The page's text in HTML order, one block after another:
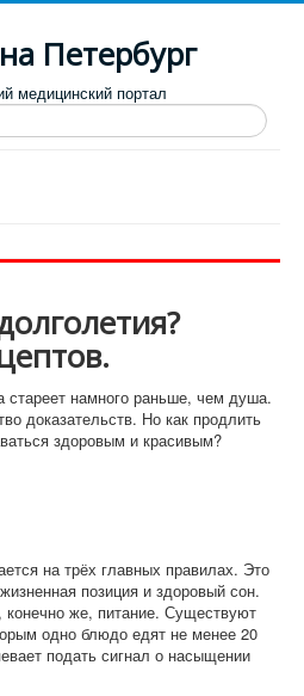
Петербург
медицинский портал
стареет намного раньше, чем душа.
доказательств. Но как продлить
здоровым и красивым?
на трёх главных правилах. Это
позиция и здоровый сон.
же, питание. Существуют
одно блюдо едят не менее 20
подать сигнал о насыщении